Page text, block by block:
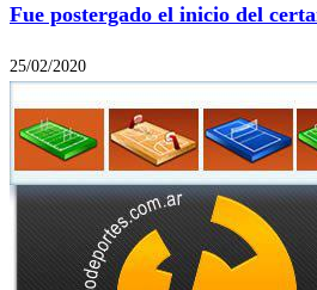
Fue postergado el inicio del
25/02/2020